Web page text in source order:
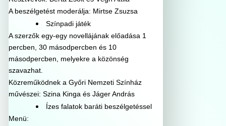
A beszélgetést moderálja: Mirtse Zsuzsa
Színpadi játék
A szerzők egy-egy novellájának előadása 1
percben, 30 másodpercben és 10
másodpercben, melyekre a közönség
szavazhat.
Közreműködnek a Győri Nemzeti Színház
művészei: Szina Kinga és Jáger András
Ízes falatok baráti beszélgetéssel
Menü: